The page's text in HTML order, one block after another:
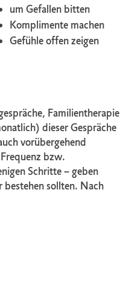
um Gefallen bitten
Komplimente machen
Gefühle offen zeigen
Familientherapie
dieser Gespräche
vorübergehend
bzw.
Schritte – geben
bestehen sollten. Nach